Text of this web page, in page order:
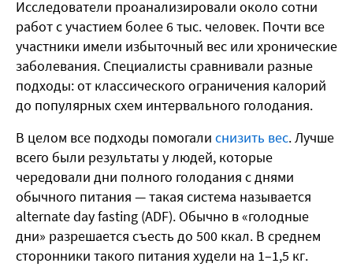
Исследователи проанализировали около сотни
работ с участием более 6 тыс. человек. Почти все
участники имели избыточный вес или хронические
заболевания. Специалисты сравнивали разные
подходы: от классического ограничения калорий
до популярных схем интервального голодания.
В целом все подходы помогали снизить вес. Лучше
всего были результаты у людей, которые
чередовали дни полного голодания с днями
обычного питания — такая система называется
alternate day fasting (ADF). Обычно в «голодные
дни» разрешается съесть до 500 ккал. В среднем
сторонники такого питания худели на 1–1,5 кг.